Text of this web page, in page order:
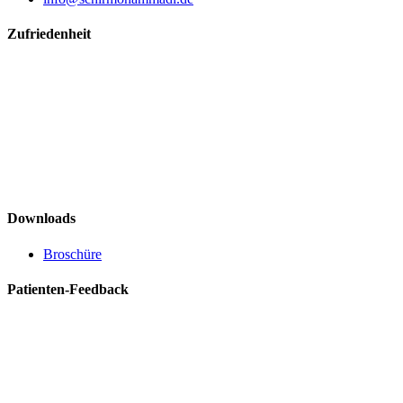
Zufriedenheit
Downloads
Broschüre
Patienten-Feedback